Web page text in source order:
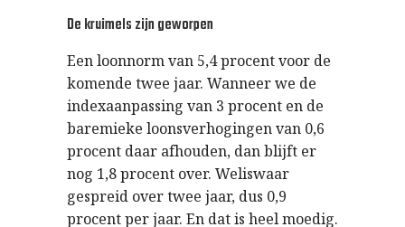
De kruimels zijn geworpen
Een loonnorm van 5,4 procent voor de
komende twee jaar. Wanneer we de
indexaanpassing van 3 procent en de
baremieke loonsverhogingen van 0,6
procent daar afhouden, dan blijft er
nog 1,8 procent over. Weliswaar
gespreid over twee jaar, dus 0,9
procent per jaar. En dat is heel moedig.